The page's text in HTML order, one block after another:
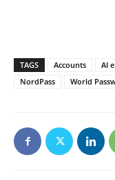
TAGS Accounts AI
NordPass
World